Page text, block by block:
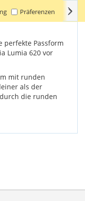
Präferenzen
Bewertungen
perfekte Passform
Lumia 620 vor
mit runden
als der
die runden